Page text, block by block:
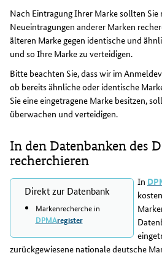
Nach Eintragung Ihrer Marke sollten Sie
Neueintragungen anderer Marken
älteren Marke gegen identische und
und so Ihre Marke zu verteidigen.
Bitte beachten Sie, dass wir im
ob bereits ähnliche oder identische
Sie eine eingetragene Marke besitzen,
überwachen und verteidigen.
In den Datenbanken des
recherchieren
Direkt zur Datenbank
Markenrecherche in
DPMAregister
In
zurückgewiesene nationale deutsche